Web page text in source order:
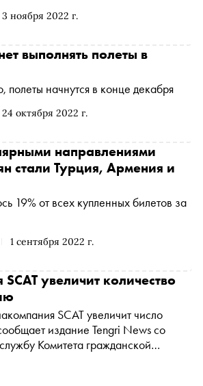
3 ноября 2022 г.
24 октября 2022 г.
выполнять полеты в
полеты начнутся в конце декабря
1 сентября 2022 г.
направлениями
стали Турция, Армения и
19% от всех купленных билетов за
увеличит количество
SCAT увеличит число
Комитета гражданской